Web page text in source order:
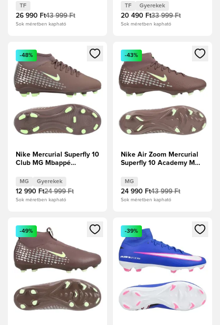
Plum Eclipse/Metál ezüst
TF
26 990 Ft43 999 Ft
Sok méretben kapható
Plum Eclipse/Metál ezüst
Gyerek
TF Gyerekek
20 490 Ft33 999 Ft
Sok méretben kapható
Megnyit egy modált a bejelentkezéshez vagy a tagként
-48%
Nike Mercurial Superfly 10
Club MG Mbappé
Eclipse/Metál ezüst
Gyerek
MG Gyerekek
12 990 Ft24 999 Ft
Sok méretben kapható
Megnyit egy modált a
-43%
Nike Air Zoom Mercurial
Superfly 10 Academy MG
Plum Eclipse/Metál ezüst
MG
24 990 Ft43 999 Ft
Sok méretben kapható
Megnyit egy modált a bejelentkezéshez vagy a tagként
-49%
Megnyit egy modált a
-39%